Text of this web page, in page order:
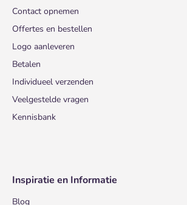
Contact opnemen
Offertes en bestellen
Logo aanleveren
Betalen
Individueel verzenden
Veelgestelde vragen
Kennisbank
Inspiratie en Informatie
Blog